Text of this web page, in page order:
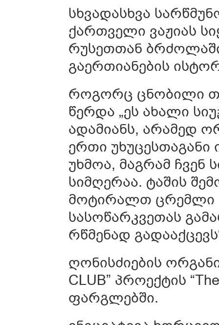
სხვადასხვა
ქართველი ვაჟიას
რუსეთთან
გაერთიანების
როგორც ცნობილი
წერდა „ეს ახალი
ადამიანს, არამედ
ერთი უხუცესთაგანი
უხმოა, მაგრამ ჩვენ
სიმღერაა. ტაშის
მოტირალთ ცრემლი
სასოწარკვეთას
რწმენად
ღონისძიების
CLUB” პროექტის
ფარგლებში.